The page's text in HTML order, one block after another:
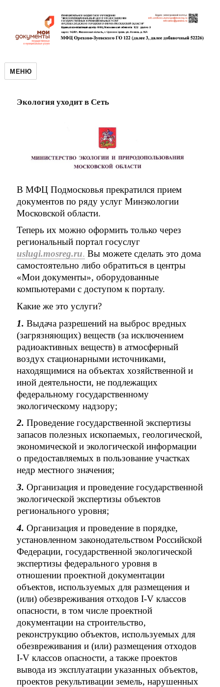
МЕНЮ
Экология уходит в Сеть
В МФЦ Подмосковья прекратился прием
документов по ряду услуг Минэкологии
Московской области.
Теперь их можно оформить только через
региональный портал госуслуг
uslugi.mosreg.ru. Вы можете сделать это дома
самостоятельно либо обратиться в центры
«Мои документы», оборудованные
компьютерами с доступом к порталу.
Какие же это услуги?
1.Выдача разрешений на выброс вредных
(загрязняющих) веществ (за исключением
радиоактивных веществ) в атмосферный
воздух стационарными источниками,
находящимися на объектах хозяйственной и
иной деятельности, не подлежащих
федеральному государственному
экологическому надзору;
2. Проведение государственной экспертизы
запасов полезных ископаемых, геологической,
экономической и экологической информации
о предоставляемых в пользование участках
недр местного значения;
3. Организация и проведение государственной
экологической экспертизы объектов
регионального уровня;
4.Организация и проведение в порядке,
установленном законодательством Российской
Федерации, государственной экологической
экспертизы федерального уровня в
отношении проектной документации
объектов, используемых для размещения и
(или) обезвреживания отходов I-V классов
опасности, в том числе проектной
документации на строительство,
реконструкцию объектов, используемых для
обезвреживания и (или) размещения отходов
I-V классов опасности, а также проектов
вывода из эксплуатации указанных объектов,
проектов рекультивации земель, нарушенных